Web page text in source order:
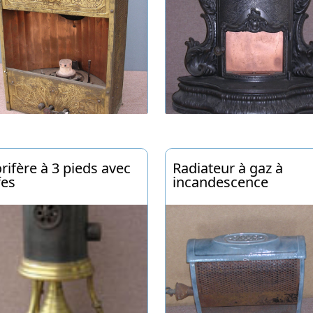
à 3 pieds avec Radiateur à gaz à
incandescence